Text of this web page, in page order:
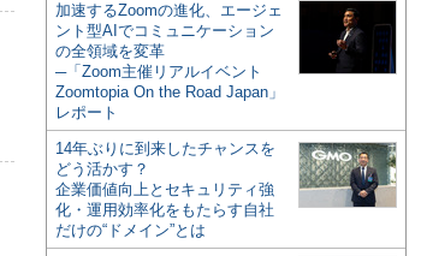
加速するZoomの進化、エージェ
ント型AIでコミュニケーション
の全領域を変革
─「Zoom主催リアルイベント
Zoomtopia On the Road Japan」
レポート
14年ぶりに到来したチャンスを
どう活かす？
企業価値向上とセキュリティ強
化・運用効率化をもたらす自社
だけの“ドメイン”とは